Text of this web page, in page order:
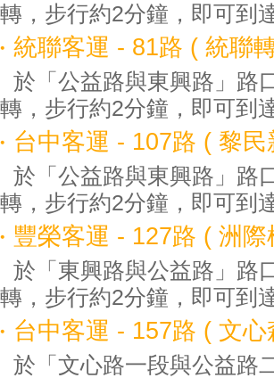
轉，步行約2分鐘，即可到達
統聯客運 - 81路 ( 統聯
於「公益路與東興路」路
轉，步行約2分鐘，即可到達
台中客運 - 107路 ( 黎
於「公益路與東興路」路
轉，步行約2分鐘，即可到達
豐榮客運 - 127路 ( 洲
於「東興路與公益路」路
轉，步行約2分鐘，即可到達
台中客運 - 157路 ( 文
於「文心路一段與公益路